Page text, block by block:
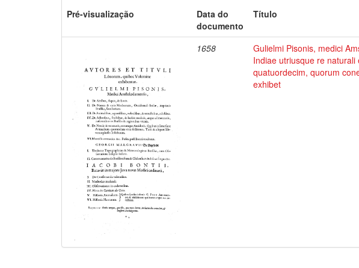
Pré-visualização
Data do
documento
Título
1658
Gulielmi Pisonis, medici
Indiae utriusque re naturali
quatuordecim, quorum
exhibet